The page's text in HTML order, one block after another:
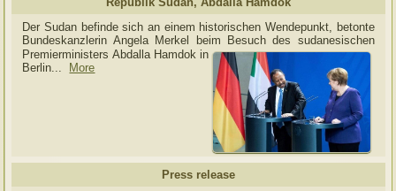
Der Sudan befinde sich an einem historischen Wendepunkt, betonte
Bundeskanzlerin Angela Merkel beim Besuch des sudanesischen
Premierministers Abdalla Hamdok in
Berlin...
More
Press release